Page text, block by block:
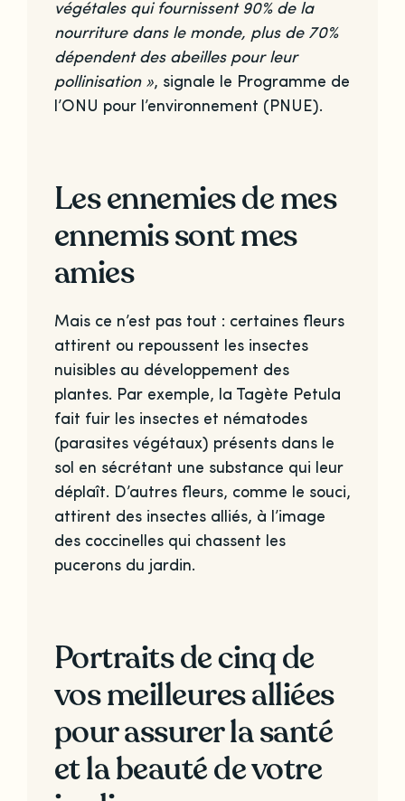
végétales qui fournissent 90% de la
nourriture dans le monde, plus de 70%
dépendent des abeilles pour leur
pollinisation », signale le Programme de
l’ONU pour l’environnement (PNUE).
Les ennemies de mes
ennemis sont mes
amies
Mais ce n’est pas tout : certaines fleurs
attirent ou repoussent les insectes
nuisibles au développement des
plantes. Par exemple, la Tagète Petula
fait fuir les insectes et nématodes
(parasites végétaux) présents dans le
sol en sécrétant une substance qui leur
déplaît. D’autres fleurs, comme le souci,
attirent des insectes alliés, à l’image
des coccinelles qui chassent les
pucerons du jardin.
Portraits de cinq de
vos meilleures alliées
pour assurer la santé
et la beauté de votre